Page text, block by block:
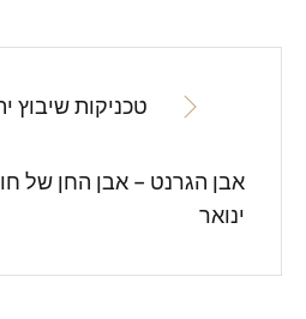
טכניקות שיבוץ
אבן הגרנט – אבן החן של
ינואר